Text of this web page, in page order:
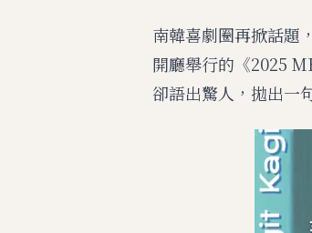
南韓喜劇圈再掀話題
開廳舉行的《2025
卻語出驚人，拋出一